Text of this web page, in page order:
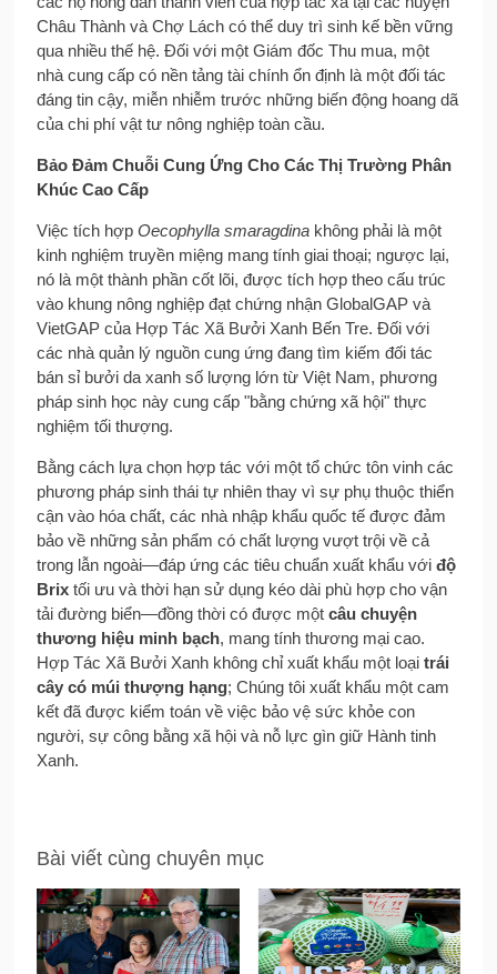
Châu Thành và Chợ Lách có thể duy trì sinh kế bền vững
qua nhiều thế hệ. Đối với một Giám đốc Thu mua, một
nhà cung cấp có nền tảng tài chính ổn định là một đối tác
đáng tin cậy, miễn nhiễm trước những biến động hoang dã
của chi phí vật tư nông nghiệp toàn cầu.
Bảo Đảm Chuỗi Cung Ứng Cho Các Thị Trường Phân
Khúc Cao Cấp
Việc tích hợpOecophylla smaragdina không phải là một
kinh nghiệm truyền miệng mang tính giai thoại; ngược lại,
nó là một thành phần cốt lõi, được tích hợp theo cấu trúc
vào khung nông nghiệp đạt chứng nhận GlobalGAP và
VietGAP của Hợp Tác Xã Bưởi Xanh Bến Tre. Đối với
các nhà quản lý nguồn cung ứng đang tìm kiếm đối tác
bán sỉ bưởi da xanh số lượng lớn từ Việt Nam, phương
pháp sinh học này cung cấp "bằng chứng xã hội" thực
nghiệm tối thượng.
Bằng cách lựa chọn hợp tác với một tổ chức tôn vinh các
phương pháp sinh thái tự nhiên thay vì sự phụ thuộc thiển
cận vào hóa chất, các nhà nhập khẩu quốc tế được đảm
bảo về những sản phẩm có chất lượng vượt trội về cả
trong lẫn ngoài—đáp ứng các tiêu chuẩn xuất khẩu vớiđộ
Brix tối ưu và thời hạn sử dụng kéo dài phù hợp cho vận
tải đường biển—đồng thời có được một câu chuyện
thương hiệu minh bạch, mang tính thương mại cao.
Hợp Tác Xã Bưởi Xanh không chỉ xuất khẩu một loạitrái
cây có múi thượng hạng; Chúng tôi xuất khẩu một cam
kết đã được kiểm toán về việc bảo vệ sức khỏe con
người, sự công bằng xã hội và nỗ lực gìn giữ Hành tinh
Xanh.
Bài viết cùng chuyên mục